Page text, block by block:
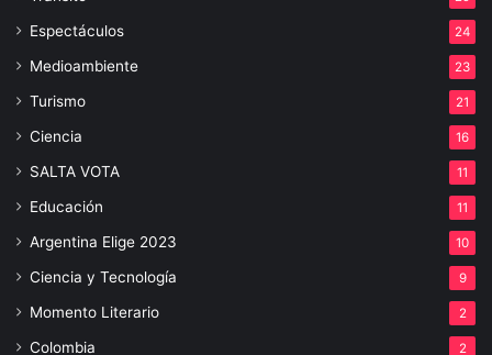
Espectáculos 24
Medioambiente 23
Turismo 21
Ciencia 16
SALTA VOTA 11
Educación 11
Argentina Elige 2023 10
Ciencia y Tecnología 9
Momento Literario 2
Colombia 2